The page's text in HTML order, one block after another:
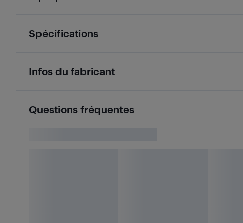
Spécifications
Infos du fabricant
Questions fréquentes